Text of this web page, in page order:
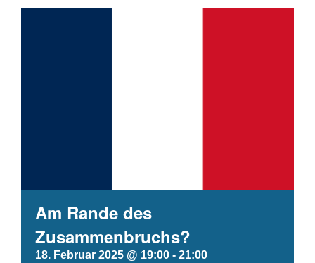
Am Rande des
Zusammenbruchs?
18. Februar 2025 @ 19:00 - 21:00